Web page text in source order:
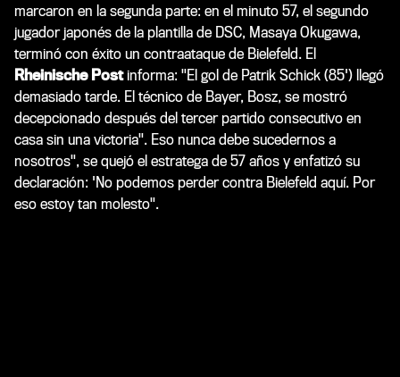
marcaron en la segunda parte: en el minuto 57, el segundo
jugador japonés de la plantilla de DSC, Masaya Okugawa,
terminó con éxito un contraataque de Bielefeld. El
Rheinische Postinforma: "El gol de Patrik Schick (85') llegó
demasiado tarde. El técnico de Bayer, Bosz, se mostró
decepcionado después del tercer partido consecutivo en
casa sin una victoria". Eso nunca debe sucedernos a
nosotros", se quejó el estratega de 57 años y enfatizó su
declaración: 'No podemos perder contra Bielefeld aquí. Por
eso estoy tan molesto".